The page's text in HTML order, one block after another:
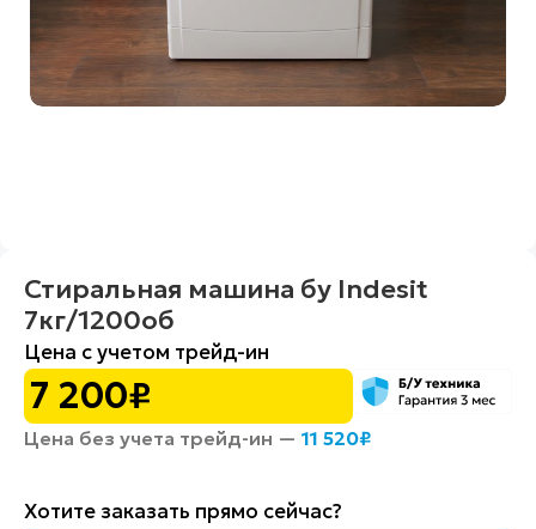
Стиральная машина бу Indesit
7кг/1200об
Цена с учетом трейд-ин
7 200₽
Цена без учета трейд-ин — 11 520₽
Хотите заказать прямо сейчас?